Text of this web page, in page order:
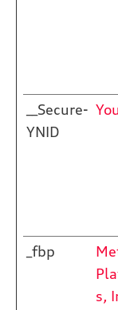
__Secure-
YNID
_fbp
s,